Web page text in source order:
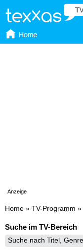
Anzeige
Home » TV-Programm »
Suche im TV-Bereich